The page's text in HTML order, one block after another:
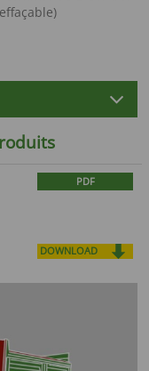
PDF
DOWNLOAD